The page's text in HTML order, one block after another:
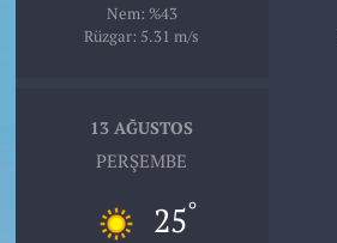
Nem: %43
Rüzgar: 5.31 m/s
13 AĞUSTOS
PERŞEMBE
25°